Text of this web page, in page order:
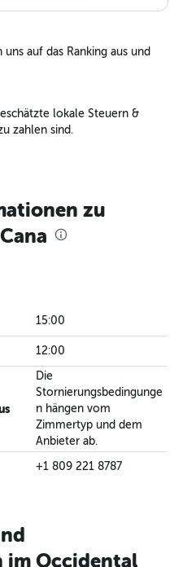
auf das Ranking aus und
lokale Steuern &
zahlen sind.
zu
15:00
12:00
Die
Stornierungsbedingunge
n hängen vom
Zimmertyp und dem
Anbieter ab.
+1 809 221 8787
im Occidental